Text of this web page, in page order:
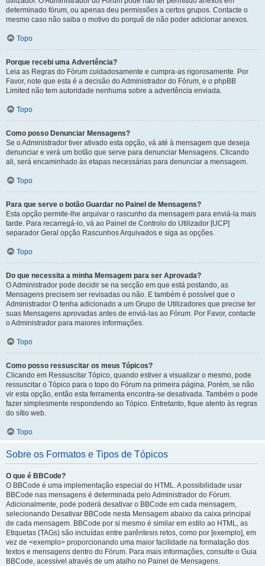
determinado fórum, ou apenas deu permissões a certos grupos. Contacte o
mesmo caso não saiba o motivo do porquê de não poder adicionar anexos.
Topo
Porque recebi uma Advertência?
Leia as Regras do Fórum cuidadosamente e cumpra-as rigorosamente. Por
Favor, note que esta é a decisão do Administrador do Fórum, e o phpBB
Limited não tem autoridade nenhuma sobre a advertência enviada.
Topo
Como posso Denunciar Mensagens?
Se o Administrador tiver ativado esta opção, vá até à mensagem que deseja
denunciar e verá um botão que serve para denunciar Mensagens. Clicando
ali, será encaminhado às etapas necessárias para denunciar a mensagem.
Topo
Para que serve o botão Guardar no Painel de Mensagens?
Esta opção permite-lhe arquivar o rascunho da mensagem para enviá-la mais
tarde. Para recarregá-lo, vá ao Painel de Controlo do Utilizador [UCP]
separador Geral opção Rascunhos Arquivados e siga as opções.
Topo
Do que necessita a minha Mensagem para ser Aprovada?
O Administrador pode decidir se na secção em que está postando, as
Mensagens precisem ser revisadas ou não. E também é possível que o
Administrador O tenha adicionado a um Grupo de Utilizadores que precise ter
suas Mensagens aprovadas antes de enviá-las ao Fórum. Por Favor, contacte
o Administrador para maiores informações.
Topo
Como posso ressuscitar os meus Tópicos?
Clicando em Ressuscitar Tópico, quando estiver a visualizar o mesmo, pode
ressuscitar o Tópico para o topo do Fórum na primeira página. Porém, se não
vir esta opção, então esta ferramenta encontra-se desativada. Também o pode
fazer simplesmente respondendo ao Tópico. Entretanto, fique atento às regras
do sítio web.
Topo
Sobre os Formatos e Tipos de Tópicos
O que é BBCode?
O BBCode é uma implementação especial do HTML. A possibilidade usar
BBCode nas mensagens é determinada pelo Administrador do Fórum.
Adicionalmente, pode poderá desativar o BBCode em cada mensagem,
selecionando Desativar BBCode nesta Mensagem abaixo da caixa principal
de cada mensagem. BBCode por si mesmo é similar em estilo ao HTML, as
Etiquetas (TAGs) são incluídas entre parêntesis retos, como por [exemplo], em
vez de <exemplo> proporcionando uma maior facilidade na formatação dos
textos e mensagens dentro do Fórum. Para mais informações, consulte o Guia
BBCode, acessível através de um atalho no Painel de Mensagens.